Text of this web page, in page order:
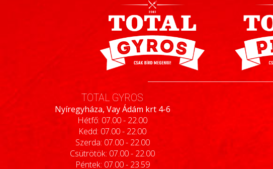
TOTAL GYROS
Nyíregyháza, Vay Ádám krt 4-6
Hétfő: 07.00 - 22.00
Kedd: 07.00 - 22.00
Szerda: 07.00 - 22.00
Csütrötök: 07.00 - 22.00
Péntek: 07.00 - 23.59